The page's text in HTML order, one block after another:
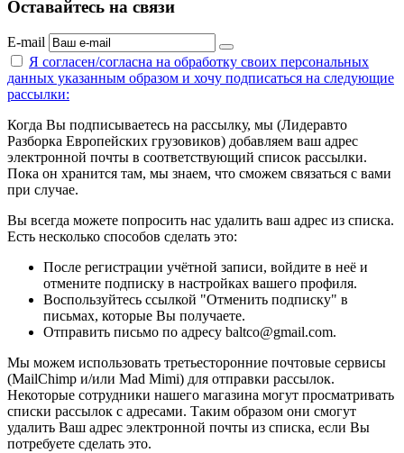
Оставайтесь на связи
E-mail
Я согласен/согласна на обработку своих персональных
данных указанным образом и хочу подписаться на следующие
рассылки:
Когда Вы подписываетесь на рассылку, мы (Лидеравто
Разборка Европейских грузовиков) добавляем ваш адрес
электронной почты в соответствующий список рассылки.
Пока он хранится там, мы знаем, что сможем связаться с вами
при случае.
Вы всегда можете попросить нас удалить ваш адрес из списка.
Есть несколько способов сделать это:
После регистрации учётной записи, войдите в неё и
отмените подписку в настройках вашего профиля.
Воспользуйтесь ссылкой "Отменить подписку" в
письмах, которые Вы получаете.
Отправить письмо по адресу baltco@gmail.com.
Мы можем использовать третьесторонние почтовые сервисы
(MailChimp и/или Mad Mimi) для отправки рассылок.
Некоторые сотрудники нашего магазина могут просматривать
списки рассылок с адресами. Таким образом они смогут
удалить Ваш адрес электронной почты из списка, если Вы
потребуете сделать это.